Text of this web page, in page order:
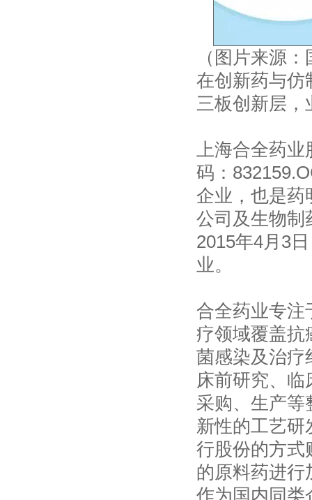
（图片来源
在创新药与仿
三板创新层，
上海合全药业
码：
企业，也是药
公司及生物制
2015年4月3
业。
合全药业专注
疗领域覆盖抗
菌感染及治疗
床前研究、
采购、生产等
新性的工艺研
行股份的方式
的原料药进行
作为国内同类